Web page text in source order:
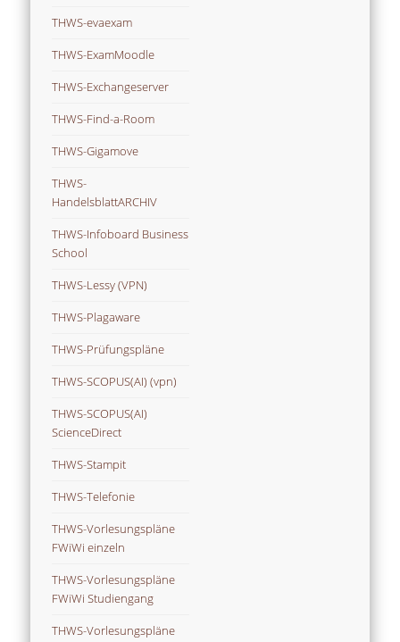
THWS-evaexam
THWS-ExamMoodle
THWS-Exchangeserver
THWS-Find-a-Room
THWS-Gigamove
THWS-
HandelsblattARCHIV
THWS-Infoboard Business
School
THWS-Lessy (VPN)
THWS-Plagaware
THWS-Prüfungspläne
THWS-SCOPUS(AI) (vpn)
THWS-SCOPUS(AI)
ScienceDirect
THWS-Stampit
THWS-Telefonie
THWS-Vorlesungspläne
FWiWi einzeln
THWS-Vorlesungspläne
FWiWi Studiengang
THWS-Vorlesungspläne